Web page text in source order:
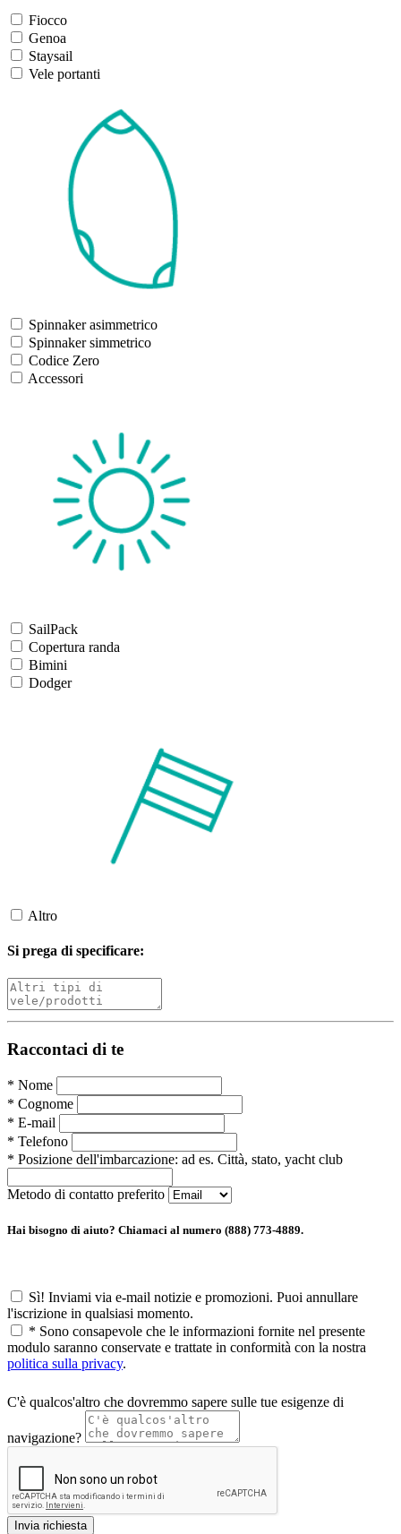
Fiocco
Genoa
Staysail
Vele portanti
Spinnaker asimmetrico
Spinnaker simmetrico
Codice Zero
Accessori
SailPack
Copertura randa
Bimini
Dodger
Altro
Si prega di specificare:
Raccontaci di te
* Nome
* Cognome
* E-mail
* Telefono
* Posizione dell'imbarcazione: ad es. Città, stato, yacht club
Metodo di contatto preferito
Hai bisogno di aiuto? Chiamaci al numero (888) 773-4889.
Sì! Inviami via e-mail notizie e promozioni. Puoi annullare
l'iscrizione in qualsiasi momento.
* Sono consapevole che le informazioni fornite nel presente
modulo saranno conservate e trattate in conformità con la nostra
politica sulla privacy.
C'è qualcos'altro che dovremmo sapere sulle tue esigenze di
navigazione?